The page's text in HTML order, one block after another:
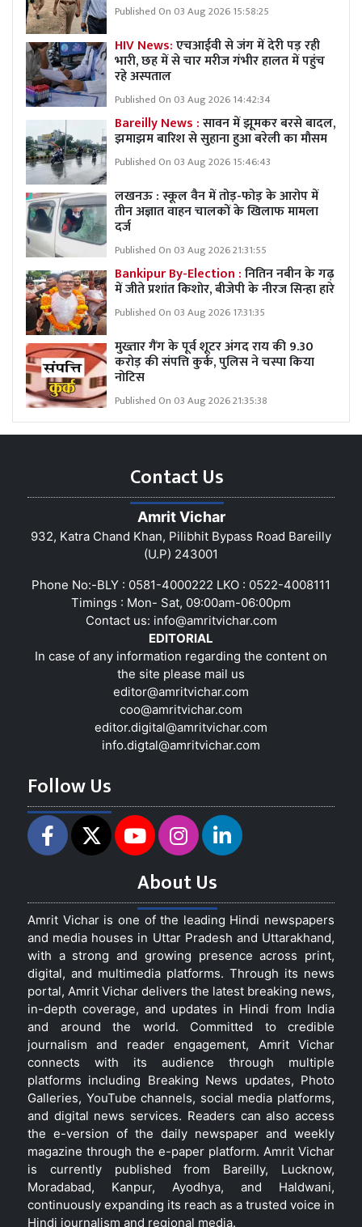
Published On 03 Aug 2026 15:58:25
HIV News:एचआईवी से जंग में देरी पड़ रही
भारी, छह में से चार मरीज गंभीर हालत में पहुंच
रहे अस्पताल
Published On 03 Aug 2026 14:42:34
Bareilly News :सावन में झूमकर बरसे बादल,
झमाझम बारिश से सुहाना हुआ बरेली का मौसम
Published On 03 Aug 2026 15:46:43
लखनऊ : स्कूल वैन में तोड़-फोड़ के आरोप में
तीन अज्ञात वाहन चालकों के खिलाफ मामला
दर्ज
Published On 03 Aug 2026 21:31:55
Bankipur By-Election :नितिन नबीन के गढ़
में जीते प्रशांत किशोर, बीजेपी के नीरज सिन्हा हारे
Published On 03 Aug 2026 17:31:35
मुख्तार गैंग के पूर्व शूटर अंगद राय की 9.30
करोड़ की संपत्ति कुर्क, पुलिस ने चस्पा किया
नोटिस
Published On 03 Aug 2026 21:35:38
Contact Us
Amrit Vichar
932, Katra Chand Khan, Pilibhit Bypass Road Bareilly
(U.P) 243001
Phone No:-BLY : 0581-4000222 LKO : 0522-4008111
Timings : Mon- Sat, 09:00am-06:00pm
Contact us: info@amritvichar.com
EDITORIAL
In case of any information regarding the content on
the site please mail us
editor@amritvichar.com
coo@amritvichar.com
editor.digital@amritvichar.com
info.digtal@amritvichar.com
Follow Us
About Us
Amrit Vichar is one of the leading Hindi newspapers
and media houses in Uttar Pradesh and Uttarakhand,
with a strong and growing presence across print,
digital, and multimedia platforms. Through its news
portal, Amrit Vichar delivers the latest breaking news,
in-depth coverage, and updates in Hindi from India
and around the world. Committed to credible
journalism and reader engagement, Amrit Vichar
connects with its audience through multiple
platforms including Breaking News updates, Photo
Galleries, YouTube channels, social media platforms,
and digital news services. Readers can also access
the e-version of the daily newspaper and weekly
magazine through the e-paper platform. Amrit Vichar
is currently published from Bareilly, Lucknow,
Moradabad, Kanpur, Ayodhya, and Haldwani,
continuously expanding its reach as a trusted voice in
Hindi journalism and regional media.